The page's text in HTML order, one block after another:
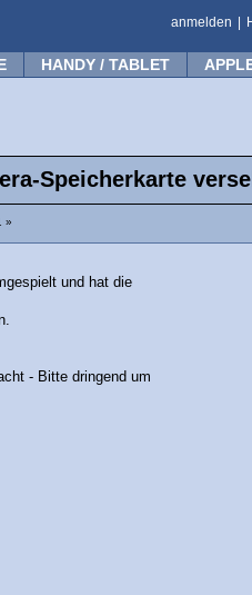
anmelden
HANDY / TABLET
Speicherkarte
»
und hat die
- Bitte dringend um